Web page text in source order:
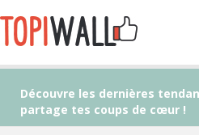
Découvre les dernières
partage tes coups de cœur !